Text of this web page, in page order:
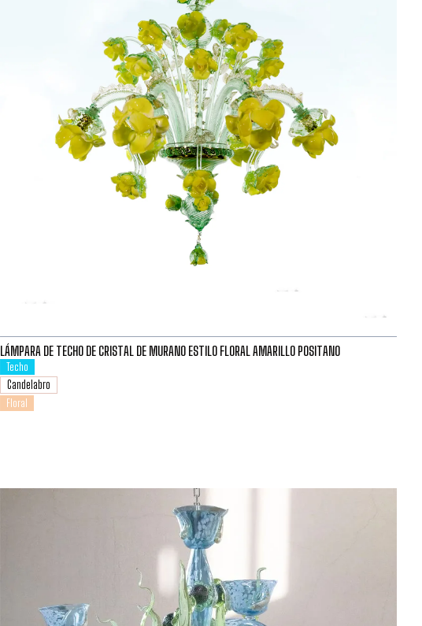
LÁMPARA DE TECHO DE CRISTAL DE MURANO ESTILO FLORAL AMARILLO POSITANO
Techo
Candelabro
Floral